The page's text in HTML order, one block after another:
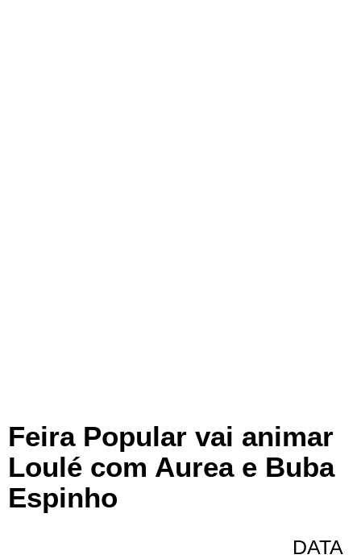
Feira Popular vai animar
Loulé com Aurea e Buba
Espinho
DATA